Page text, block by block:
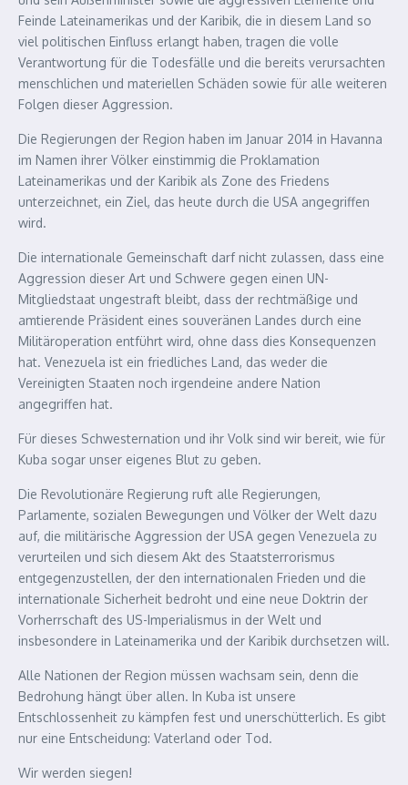
Feinde Lateinamerikas und der Karibik, die in diesem Land so
viel politischen Einfluss erlangt haben, tragen die volle
Verantwortung für die Todesfälle und die bereits verursachten
menschlichen und materiellen Schäden sowie für alle weiteren
Folgen dieser Aggression.
Die Regierungen der Region haben im Januar 2014 in Havanna
im Namen ihrer Völker einstimmig die Proklamation
Lateinamerikas und der Karibik als Zone des Friedens
unterzeichnet, ein Ziel, das heute durch die USA angegriffen
wird.
Die internationale Gemeinschaft darf nicht zulassen, dass eine
Aggression dieser Art und Schwere gegen einen UN-
Mitgliedstaat ungestraft bleibt, dass der rechtmäßige und
amtierende Präsident eines souveränen Landes durch eine
Militäroperation entführt wird, ohne dass dies Konsequenzen
hat. Venezuela ist ein friedliches Land, das weder die
Vereinigten Staaten noch irgendeine andere Nation
angegriffen hat.
Für dieses Schwesternation und ihr Volk sind wir bereit, wie für
Kuba sogar unser eigenes Blut zu geben.
Die Revolutionäre Regierung ruft alle Regierungen,
Parlamente, sozialen Bewegungen und Völker der Welt dazu
auf, die militärische Aggression der USA gegen Venezuela zu
verurteilen und sich diesem Akt des Staatsterrorismus
entgegenzustellen, der den internationalen Frieden und die
internationale Sicherheit bedroht und eine neue Doktrin der
Vorherrschaft des US-Imperialismus in der Welt und
insbesondere in Lateinamerika und der Karibik durchsetzen will.
Alle Nationen der Region müssen wachsam sein, denn die
Bedrohung hängt über allen. In Kuba ist unsere
Entschlossenheit zu kämpfen fest und unerschütterlich. Es gibt
nur eine Entscheidung: Vaterland oder Tod.
Wir werden siegen!